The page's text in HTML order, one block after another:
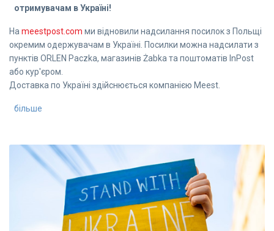
отримувачам в Україні!
На meestpost.com ми відновили надсилання посилок з Польщі
окремим одержувачам в Україні. Посилки можна надсилати з
пунктів ORLEN Paczka, магазинів Żabka та поштоматів InPost
або кур'єром.
Доставка по Україні здійснюється компанією Meest.
більше